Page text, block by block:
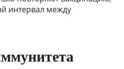
интервал между